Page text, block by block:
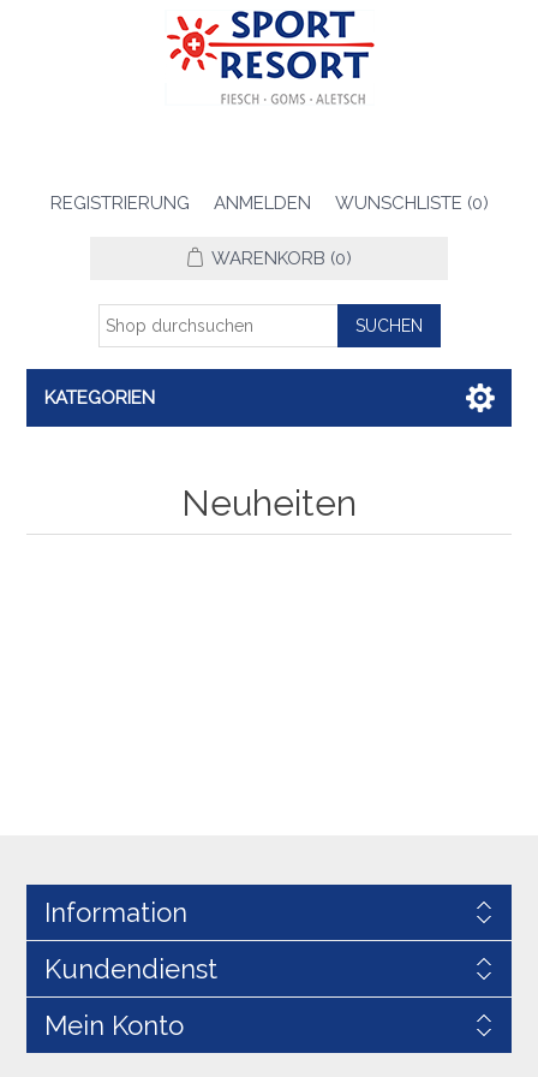
REGISTRIERUNG ANMELDEN WUNSCHLISTE (0)
WARENKORB (0)
KATEGORIEN
Neuheiten
Information
Kundendienst
Mein Konto